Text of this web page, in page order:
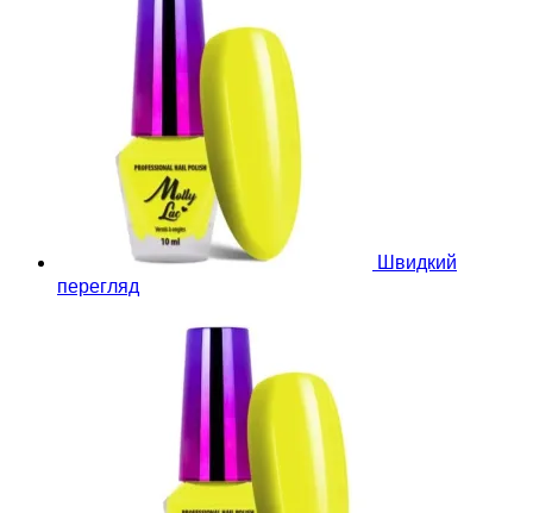
Швидкий
перегляд